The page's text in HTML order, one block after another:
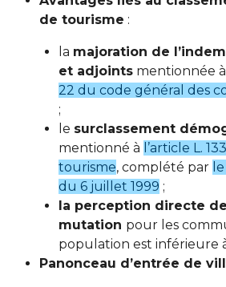
de tourisme :
la majoration de
et adjoints mentionnée à
22 du code général des
;
le surclassement
mentionné à l’article L.
tourisme, complété par
du 6 juillet 1999 ;
la perception directe
mutation pour les
population est inférieure
Panonceau d’entrée de